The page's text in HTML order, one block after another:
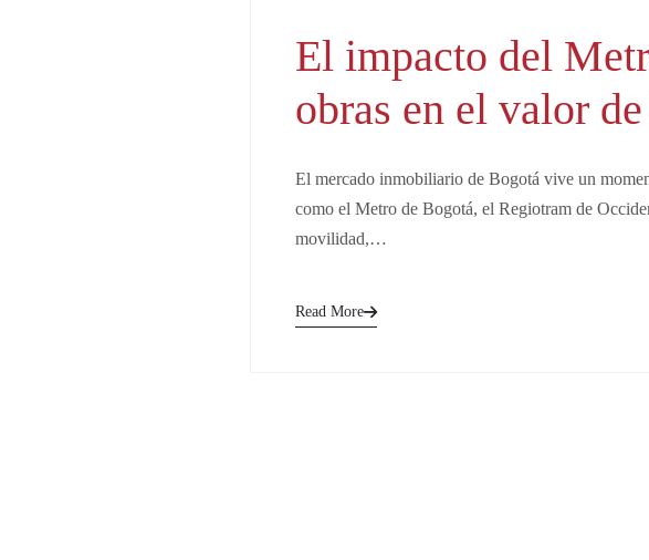
El impacto del
obras en el valor
El mercado inmobiliario de Bogotá vive un
como el Metro de Bogotá, el Regiotram de
movilidad,…
Read More